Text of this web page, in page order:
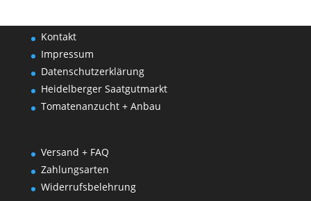
Kontakt
Impressum
Datenschutzerklärung
Heidelberger Saatgutmarkt
Tomatenanzucht + Anbau
Versand + FAQ
Zahlungsarten
Widerrufsbelehrung